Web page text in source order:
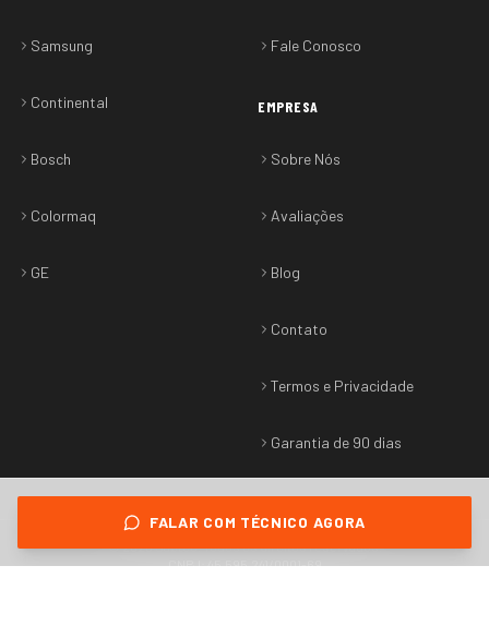
FALAR COM TÉCNICO AGORA
Samsung
Continental
Bosch
Colormaq
GE
Fale Conosco
EMPRESA
Sobre Nós
Avaliações
Blog
Contato
Termos e Privacidade
Garantia de 90 dias
©2026Sabtec. Todos os direitos reservados.
CNPJ: 45.595.241/0001-69